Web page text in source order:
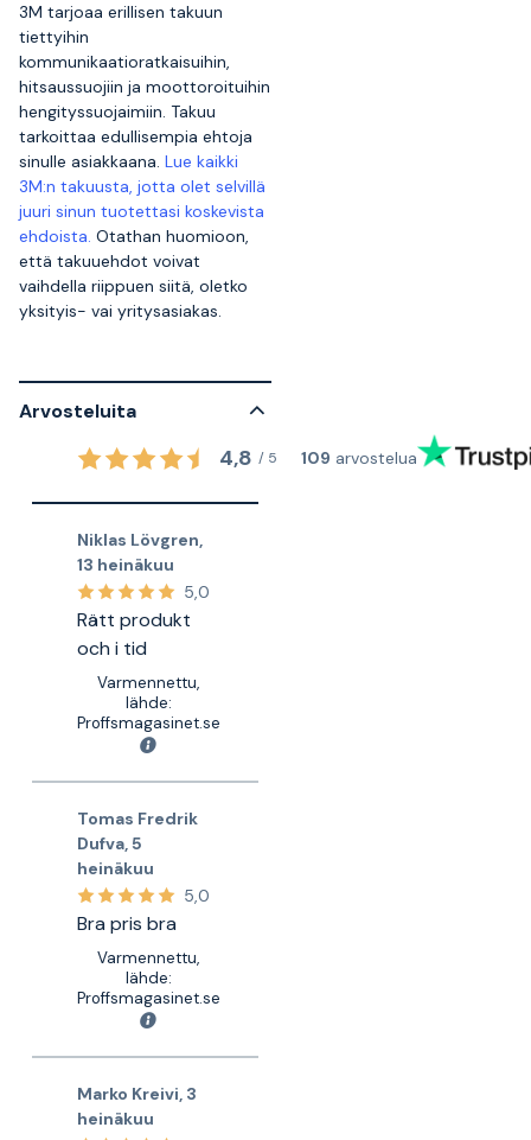
3M tarjoaa erillisen takuun
tiettyihin
kommunikaatioratkaisuihin,
hitsaussuojiin ja moottoroituihin
hengityssuojaimiin. Takuu
tarkoittaa edullisempia ehtoja
sinulle asiakkaana. Lue kaikki
3M:n takuusta, jotta olet selvillä
juuri sinun tuotettasi koskevista
ehdoista. Otathan huomioon,
että takuuehdot voivat
vaihdella riippuen siitä, oletko
yksityis- vai yritysasiakas.
Arvosteluita
4,8 / 5 109 arvostelua
Niklas Lövgren,
13 heinäkuu
5,0
Rätt produkt
och i tid
Varmennettu,
lähde:
Proffsmagasinet.se
Tomas Fredrik
Dufva, 5
heinäkuu
5,0
Bra pris bra
Varmennettu,
lähde:
Proffsmagasinet.se
Marko Kreivi, 3
heinäkuu